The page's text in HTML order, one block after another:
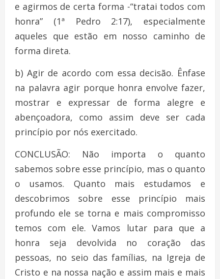
e agirmos de certa forma -“tratai todos com
honra” (1ª Pedro 2:17), especialmente
aqueles que estão em nosso caminho de
forma direta.
b) Agir de acordo com essa decisão. Ênfase
na palavra agir porque honra envolve fazer,
mostrar e expressar de forma alegre e
abençoadora, como assim deve ser cada
princípio por nós exercitado.
CONCLUSÃO: Não importa o quanto
sabemos sobre esse princípio, mas o quanto
o usamos. Quanto mais estudamos e
descobrimos sobre esse princípio mais
profundo ele se torna e mais compromisso
temos com ele. Vamos lutar para que a
honra seja devolvida no coração das
pessoas, no seio das famílias, na Igreja de
Cristo e na nossa nação e assim mais e mais